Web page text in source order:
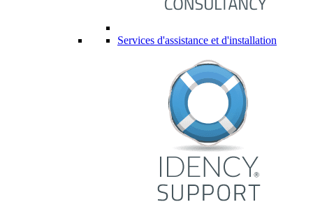
Services d'assistance et d'installation